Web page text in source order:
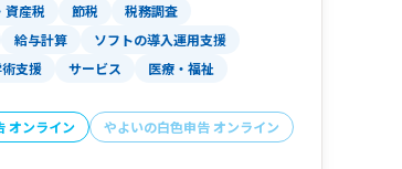
献できるよう尽力してまいりま
資産税 節税
税務調査
給与計算 ソフトの導入運用支援
支援 サービス 医療・福祉
オンライン
やよいの白色申告 オンライン